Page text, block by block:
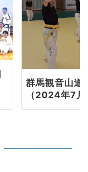
群馬観音山
（2024年7月